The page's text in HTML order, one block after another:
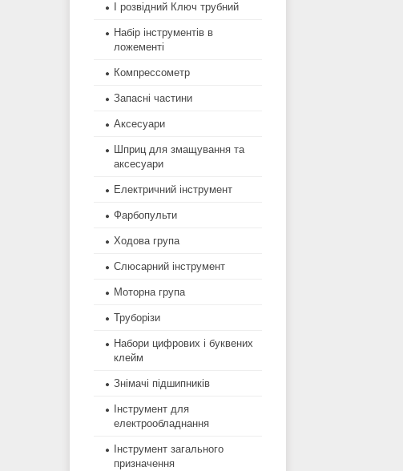
І розвідний Ключ трубний
Набір інструментів в
ложементі
Компрессометр
Запасні частини
Аксесуари
Шприц для змащування та
аксесуари
Електричний інструмент
Фарбопульти
Ходова група
Слюсарний інструмент
Моторна група
Труборізи
Набори цифрових і буквених
клейм
Знімачі підшипників
Інструмент для
електрообладнання
Інструмент загального
призначення